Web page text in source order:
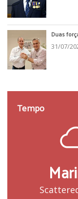
Duas
31/07/
Tempo